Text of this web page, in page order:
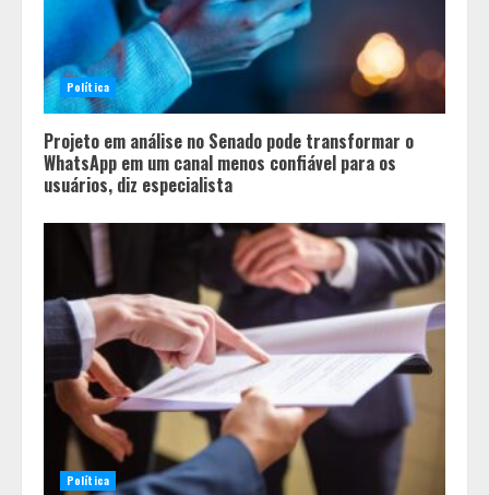
Política
Projeto em análise no Senado pode transformar o
WhatsApp em um canal menos confiável para os
usuários, diz especialista
Política
2
Políticas que Nasceram no Amapá e
Viraram Políticas Nacionais